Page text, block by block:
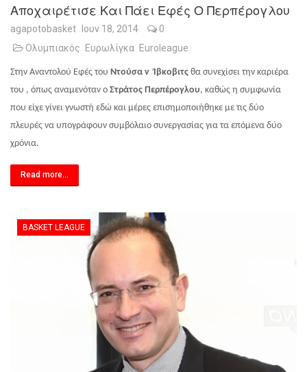
Αποχαιρέτισε Και Πάει Εφές Ο Περπέρογλου
agapotobasket Ιουν 18, 2014
0
Ολυμπιακός
Ευρωλίγκα Euroleague
Στην Αναντολού Εφές του Ντούσα ν Ίβκοβιτς θα συνεχίσει την καριέρα
του , όπως αναμενόταν ο Στράτος Περπέρογλου, καθώς η συμφωνία
που είχε γίνει γνωστή εδώ και μέρες επισημοποιήθηκε με τις δύο
πλευρές να υπογράφουν συμβόλαιο συνεργασίας για τα επόμενα δύο
χρόνια.
Read more...
BASKET LEAGUE